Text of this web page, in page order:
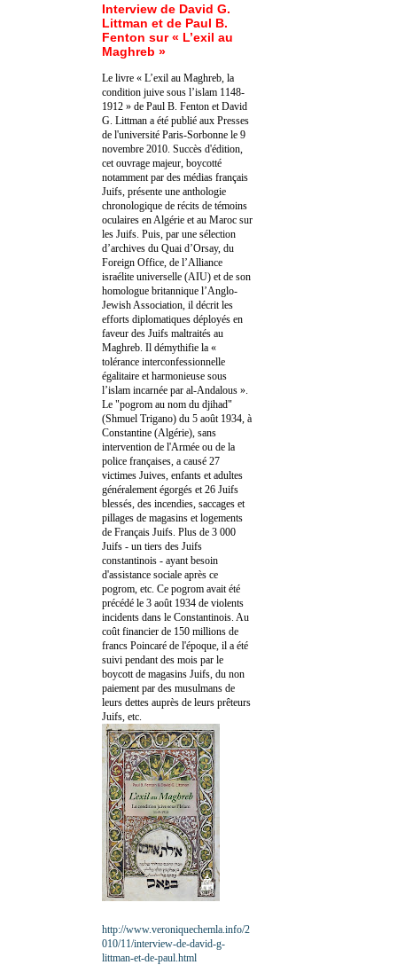
Interview de David G.
Littman et de Paul B.
Fenton sur « L’exil au
Maghreb »
Le livre « L’exil au Maghreb, la
condition juive sous l’islam 1148-
1912 » de Paul B. Fenton et David
G. Littman a été publié aux Presses
de l'université Paris-Sorbonne le 9
novembre 2010. Succès d'édition,
cet ouvrage majeur, boycotté
notamment par des médias français
Juifs, présente une anthologie
chronologique de récits de témoins
oculaires en Algérie et au Maroc sur
les Juifs. Puis, par une sélection
d’archives du Quai d’Orsay, du
Foreign Office, de l’Alliance
israélite universelle (AIU) et de son
homologue britannique l’Anglo-
Jewish Association, il décrit les
efforts diplomatiques déployés en
faveur des Juifs maltraités au
Maghreb. Il démythifie la «
tolérance interconfessionnelle
égalitaire et harmonieuse sous
l’islam incarnée par al-Andalous ».
Le "pogrom au nom du djihad"
(Shmuel Trigano) du 5 août 1934, à
Constantine (Algérie), sans
intervention de l'Armée ou de la
police françaises, a causé 27
victimes Juives, enfants et adultes
généralement égorgés et 26 Juifs
blessés, des incendies, saccages et
pillages de magasins et logements
de Français Juifs. Plus de 3 000
Juifs - un tiers des Juifs
constantinois - ayant besoin
d'assistance sociale après ce
pogrom, etc. Ce pogrom avait été
précédé le 3 août 1934 de violents
incidents dans le Constantinois. Au
coût financier de 150 millions de
francs Poincaré de l'époque, il a été
suivi pendant des mois par le
boycott de magasins Juifs, du non
paiement par des musulmans de
leurs dettes auprès de leurs prêteurs
Juifs, etc.
http://www.veroniquechemla.info/2
010/11/interview-de-david-g-
littman-et-de-paul.html